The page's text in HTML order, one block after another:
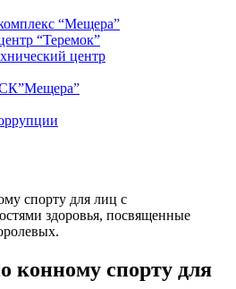
“Мещера”
“Теремок”
центр
конному спорту для